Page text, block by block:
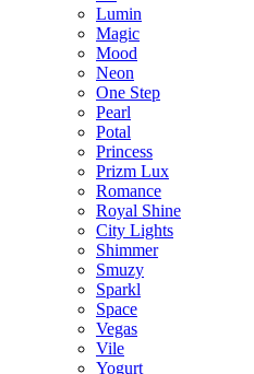
Lumin
Magic
Mood
Neon
One Step
Pearl
Potal
Princess
Prizm Lux
Romance
Royal Shine
City Lights
Shimmer
Smuzy
Sparkl
Space
Vegas
Vile
Yogurt